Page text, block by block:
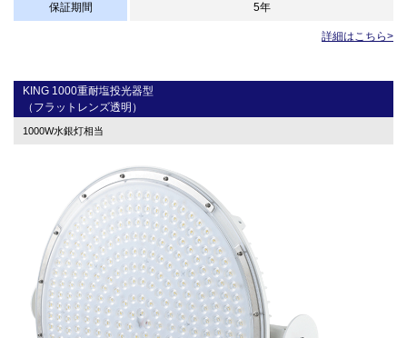
保証期間 5年
詳細はこちら>
KING 1000重耐塩投光器型
（フラットレンズ透明）
1000W水銀灯相当